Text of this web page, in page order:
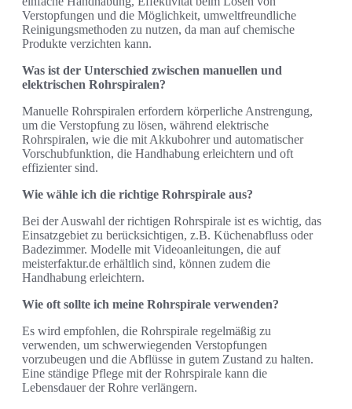
Verstopfungen und die Möglichkeit, umweltfreundliche
Reinigungsmethoden zu nutzen, da man auf chemische
Produkte verzichten kann.
Was ist der Unterschied zwischen manuellen und
elektrischen Rohrspiralen?
Manuelle Rohrspiralen erfordern körperliche Anstrengung,
um die Verstopfung zu lösen, während elektrische
Rohrspiralen, wie die mit Akkubohrer und automatischer
Vorschubfunktion, die Handhabung erleichtern und oft
effizienter sind.
Wie wähle ich die richtige Rohrspirale aus?
Bei der Auswahl der richtigen Rohrspirale ist es wichtig, das
Einsatzgebiet zu berücksichtigen, z.B. Küchenabfluss oder
Badezimmer. Modelle mit Videoanleitungen, die auf
meisterfaktur.de erhältlich sind, können zudem die
Handhabung erleichtern.
Wie oft sollte ich meine Rohrspirale verwenden?
Es wird empfohlen, die Rohrspirale regelmäßig zu
verwenden, um schwerwiegenden Verstopfungen
vorzubeugen und die Abflüsse in gutem Zustand zu halten.
Eine ständige Pflege mit der Rohrspirale kann die
Lebensdauer der Rohre verlängern.